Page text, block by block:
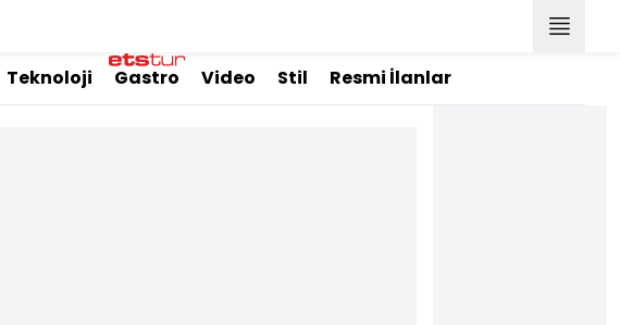
Teknoloji Gastro Video Stil Resmi İlanlar